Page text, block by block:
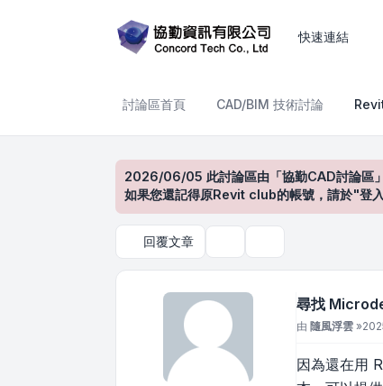
快速連結
討論區首頁 CAD/BIM 技術討論
2026/06/05 此討論區由「協勤CAD討論區
如果您還記得原Revit club的帳號，請於"登
回覆文章
尋找
文章
由 隨風浮雲 »
因為還在用